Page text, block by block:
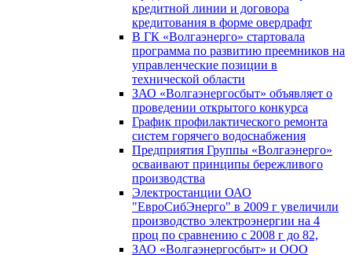
кредитной линии и договора
кредитования в форме овердрафт
В ГК «Волгаэнерго» стартовала
программа по развитию преемников на
управленческие позиции в
технической области
ЗАО «Волгаэнергосбыт» объявляет о
проведении открытого конкурса
График профилактического ремонта
систем горячего водоснабжения
Предприятия Группы «Волгаэнерго»
осваивают принципы бережливого
производства
Электростанции ОАО
"ЕвроСибЭнерго" в 2009 г увеличили
производство электроэнергии на 4
проц по сравнению с 2008 г до 82,
ЗАО «Волгаэнергосбыт» и ООО